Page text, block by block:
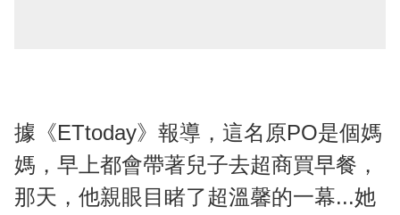
據《ETtoday》報導，這名原PO是個媽
媽，早上都會帶著兒子去超商買早餐，
那天，他親眼目睹了超溫馨的一幕...她